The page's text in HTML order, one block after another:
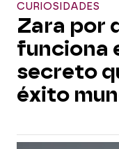
CURIOSIDADES
Zara por
funciona
secreto
éxito